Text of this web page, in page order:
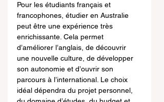
Pour les étudiants français et
francophones, étudier en Australie
peut être une expérience très
enrichissante. Cela permet
d’améliorer l’anglais, de découvrir
une nouvelle culture, de développer
son autonomie et d’ouvrir son
parcours à l’international. Le choix
idéal dépendra du projet personnel,